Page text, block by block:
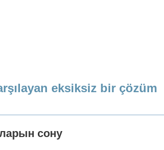
eksiksiz bir çözüm
сону